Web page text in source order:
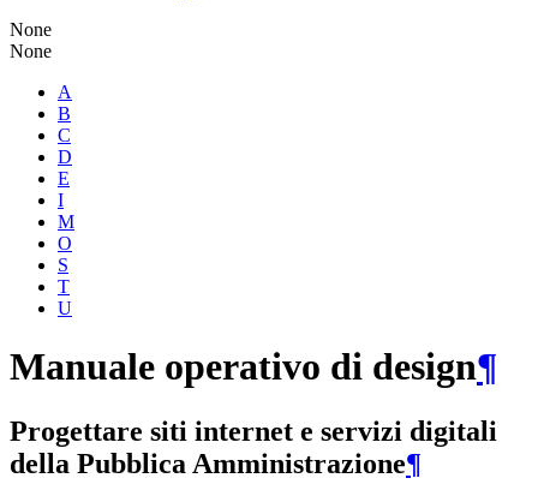
None
None
A
B
C
D
E
I
M
O
S
T
U
Manuale operativo di design¶
Progettare siti internet e servizi digitali
della Pubblica Amministrazione¶